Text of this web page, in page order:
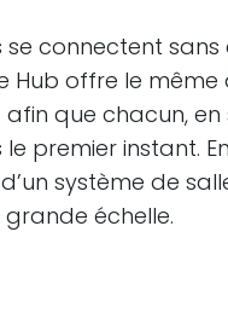
se connectent
Hub offre le
que chacun,
le premier instant.
système de
échelle.